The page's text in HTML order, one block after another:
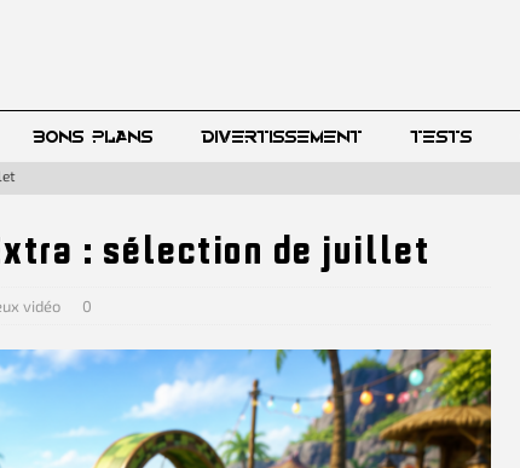
BONS PLANS DIVERTISSEMENT TESTS
: sélection de juillet
vidéo 0